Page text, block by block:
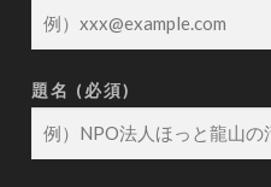
題名 (必須)